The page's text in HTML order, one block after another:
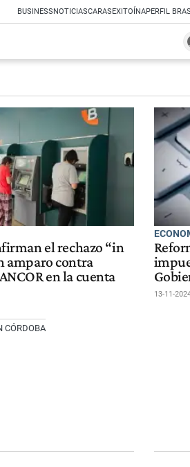
BUSINESSNOTICIASCARASEXITOÍNAPERFIL
el rechazo “in
amparo contra
en la cuenta
CÓRDOBA
13-11-